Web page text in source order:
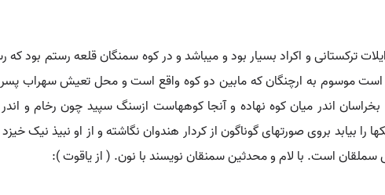
ترکستانی و اکراد بسیار بود و میباشد و در کوه سمنگان قلعه رستم بود که
است موسوم به ارچنگان که مابین دو کوه واقع است و محل تعیش سهراب
بخراسان اندر میان کوه نهاده و آنجا کوههاست ازسنگ سپید چون رخام و
بیابد بروی صورتهای گوناگون از کردار هندوان نگاشته و از او نبیذ نیک
است. با لام و محدثین سمنقان نویسند با نون. ( از یاقوت ):